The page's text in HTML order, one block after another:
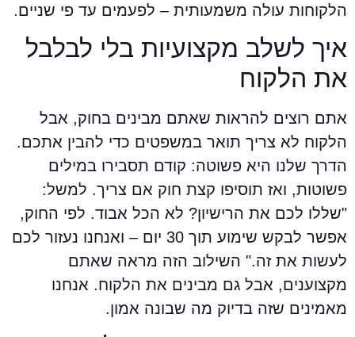
הלקוחות עולה משמעותית – לפעמים עד פי שניים.
איך לשלב מקצועיות בלי לבלבל
את הלקוח
אתם רוצים להראות שאתם מבינים בחוק, אבל
הלקוח לא צריך תואר במשפטים כדי להבין אתכם.
הדרך שלנו היא פשוטה: קודם תסבירו במילים
פשוטות, ואז תוסיפו קצת חוק אם צריך. למשל:
"שללו לכם את הרישיון? לא הכל אבוד. לפי החוק,
אפשר לבקש שימוע תוך 30 יום – ואנחנו נעזור לכם
לעשות את זה." השילוב הזה מראה שאתם
מקצוענים, אבל גם מבינים את הלקוח. אנחנו
מאמינים שזה בדיוק מה שבונה אמון.